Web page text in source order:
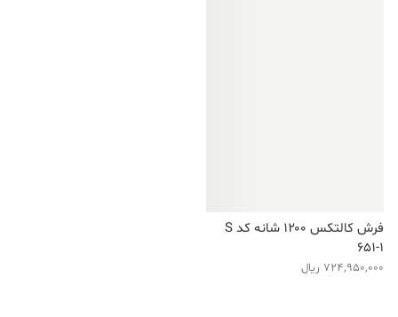
فرش کالتکس ۱۲۰۰ شانه کد S
651-1
724,950,000 ریال